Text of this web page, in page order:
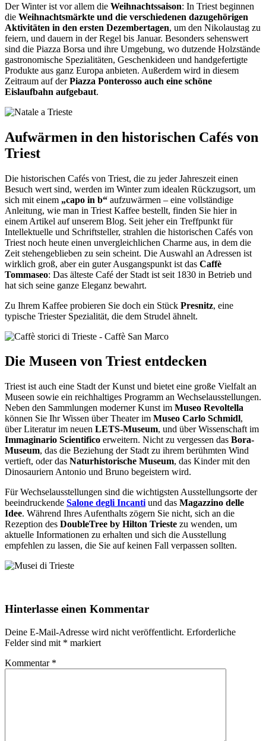
Der Winter ist vor allem die Weihnachtssaison: In Triest beginnen
die Weihnachtsmärkte und die verschiedenen dazugehörigen
Aktivitäten in den ersten Dezembertagen, um den Nikolaustag zu
feiern, und dauern in der Regel bis Januar. Besonders sehenswert
sind die Piazza Borsa und ihre Umgebung, wo dutzende Holzstände
gastronomische Spezialitäten, Geschenkideen und handgefertigte
Produkte aus ganz Europa anbieten. Außerdem wird in diesem
Zeitraum auf derPiazza Ponterosso auch eine schöne
Eislaufbahn aufgebaut.
Aufwärmen in den historischen Cafés von
Triest
Die historischen Cafés von Triest, die zu jeder Jahreszeit einen
Besuch wert sind, werden im Winter zum idealen Rückzugsort, um
sich mit einem „capo in b“ aufzuwärmen – eine vollständige
Anleitung, wie man in Triest Kaffee bestellt, finden Sie hier in
einem Artikel auf unserem Blog. Seit jeher ein Treffpunkt für
Intellektuelle und Schriftsteller, strahlen die historischen Cafés von
Triest noch heute einen unvergleichlichen Charme aus, in dem die
Zeit stehengeblieben zu sein scheint. Die Auswahl an Adressen ist
wirklich groß, aber ein guter Ausgangspunkt ist das Caffè
Tommaseo: Das älteste Café der Stadt ist seit 1830 in Betrieb und
hat sich seine ganze Eleganz bewahrt.
Zu Ihrem Kaffee probieren Sie doch ein Stück Presnitz, eine
typische Triester Spezialität, die dem Strudel ähnelt.
Die Museen von Triest entdecken
Triest ist auch eine Stadt der Kunst und bietet eine große Vielfalt an
Museen sowie ein reichhaltiges Programm an Wechselausstellungen.
Neben den Sammlungen moderner Kunst im Museo Revoltella
können Sie Ihr Wissen über Theater im Museo Carlo Schmidl,
über Literatur im neuen LETS-Museum, und über Wissenschaft im
Immaginario Scientifico erweitern. Nicht zu vergessen das Bora-
Museum, das die Beziehung der Stadt zu ihrem berühmten Wind
vertieft, oder das Naturhistorische Museum, das Kinder mit den
Dinosauriern Antonio und Bruno begeistern wird.
Für Wechselausstellungen sind die wichtigsten Ausstellungsorte der
beeindruckende Salone degli Incanti und das Magazzino delle
Idee. Während Ihres Aufenthalts zögern Sie nicht, sich an die
Rezeption des DoubleTree by Hilton Trieste zu wenden, um
aktuelle Informationen zu erhalten und sich die Ausstellung
empfehlen zu lassen, die Sie auf keinen Fall verpassen sollten.
Hinterlasse einen Kommentar
Deine E-Mail-Adresse wird nicht veröffentlicht. Erforderliche
Felder sind mit * markiert
Kommentar *